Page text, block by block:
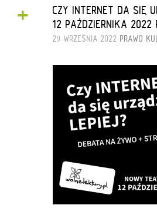
+
CZY INTERNET DA SIĘ
12 PAŹDZIERNIKA 2022
29 WRZEŚNIA 2022 PRAWO